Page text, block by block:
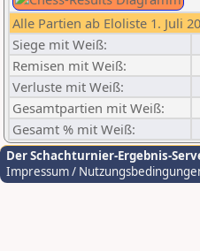
Alle Partien ab Eloliste 1. Juli
Siege mit Weiß:
Remisen mit Weiß:
Verluste mit Weiß:
Gesamtpartien mit Weiß:
Gesamt % mit Weiß:
Der Schachturnier-Ergebnis-
Impressum /